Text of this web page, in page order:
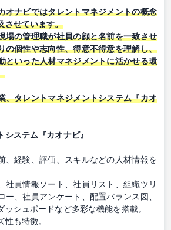
オナビではタレントマネジメントの概念
させています。
場の管理職が社員の顔と名前を一致させ
の個性や志向性、得意不得意を理解し、
といった人材マネジメントに活かせる環
、タレントマネジメントシステム『カオ
ステム『カオナビ』
、経験、評価、スキルなどの人材情報を
社員情報ソート、社員リスト、組織ツリ
ー、社員アンケート、配置バランス図、
ッシュボードなど多彩な機能を搭載。
性も特徴。